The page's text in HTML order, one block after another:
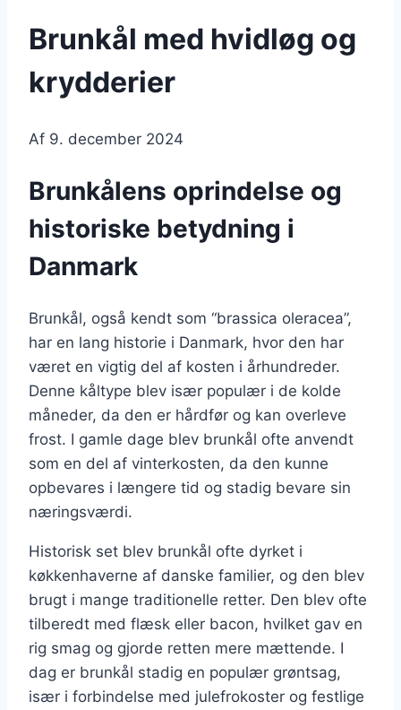
Brunkål med hvidløg og
krydderier
Af 9. december 2024
Brunkålens oprindelse og
historiske betydning i
Danmark
Brunkål, også kendt som “brassica oleracea”,
har en lang historie i Danmark, hvor den har
været en vigtig del af kosten i århundreder.
Denne kåltype blev især populær i de kolde
måneder, da den er hårdfør og kan overleve
frost. I gamle dage blev brunkål ofte anvendt
som en del af vinterkosten, da den kunne
opbevares i længere tid og stadig bevare sin
næringsværdi.
Historisk set blev brunkål ofte dyrket i
køkkenhaverne af danske familier, og den blev
brugt i mange traditionelle retter. Den blev ofte
tilberedt med flæsk eller bacon, hvilket gav en
rig smag og gjorde retten mere mættende. I
dag er brunkål stadig en populær grøntsag,
især i forbindelse med julefrokoster og festlige